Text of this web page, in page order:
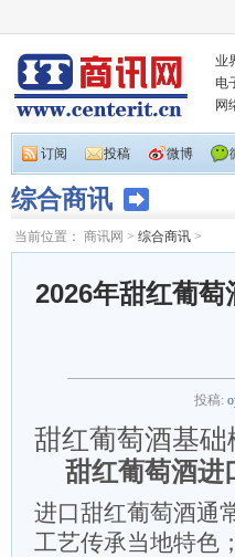
业
电
网
订阅 投稿 微博
综合商讯
当前位置： 商讯网 > 综合商讯 >
2026年甜红葡
投稿:
甜红葡萄酒基础
甜红葡萄酒进
进口甜红葡萄酒通
工艺传承当地特色